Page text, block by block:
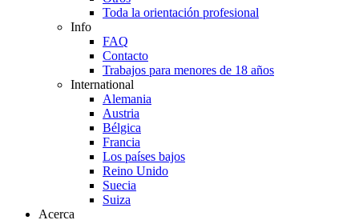
Toda la orientación profesional
Info
FAQ
Contacto
Trabajos para menores de 18 años
International
Alemania
Austria
Bélgica
Francia
Los países bajos
Reino Unido
Suecia
Suiza
Acerca